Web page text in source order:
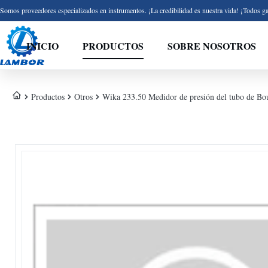
Somos proveedores especializados en instrumentos. ¡La credibilidad es nuestra vida! ¡Todos
INICIO PRODUCTOS SOBRE NOSOTROS
Productos Otros Wika 233.50 Medidor de presión del tubo de